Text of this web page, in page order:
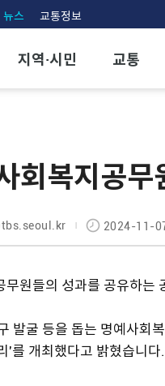
뉴스 교통정보
지역·시민 교통
회복지공
2024-11-
원들의 성과를 공유하는
발굴 등을 돕는 명예사회
'를 개최했다고 밝혔습니다.